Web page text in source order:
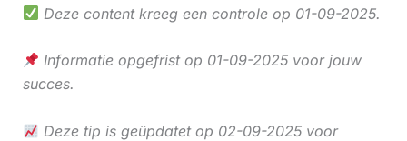
Deze content kreeg een controle op 01-09-2025.
Informatie opgefrist op 01-09-2025 voor jouw
succes.
Deze tip is geüpdatet op 02-09-2025 voor